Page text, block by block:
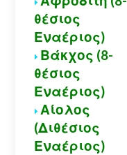
θέσιος
Εναέριος)
Βάκχος (8-
θέσιος
Εναέριος)
Αίολος
(Διθέσιος
Εναέριος)